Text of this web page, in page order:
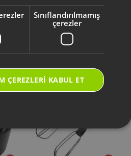
Arzum Destek Sitemizi
Sınıflandırılmamış
çerezler
ÇEREZLERI KABUL ET